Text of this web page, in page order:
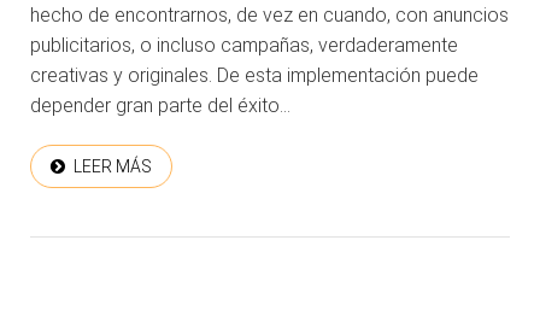
hecho de encontrarnos, de vez en cuando, con anuncios
publicitarios, o incluso campañas, verdaderamente
creativas y originales. De esta implementación puede
depender gran parte del éxito...
LEER MÁS